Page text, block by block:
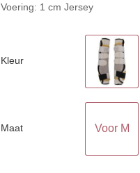
Voering: 1 cm Jersey
Kleur
Maat Voor M